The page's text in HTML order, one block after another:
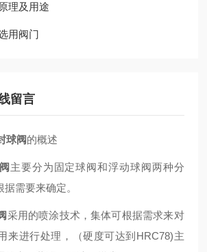
理及用途
用阀门
留言
球阀的概述
主要分为固定球阀和浮动球阀两种分
需要来确定。
采用的喷涂技术，集体可根据需求来对
来进行处理，（硬度可达到HRC78)主